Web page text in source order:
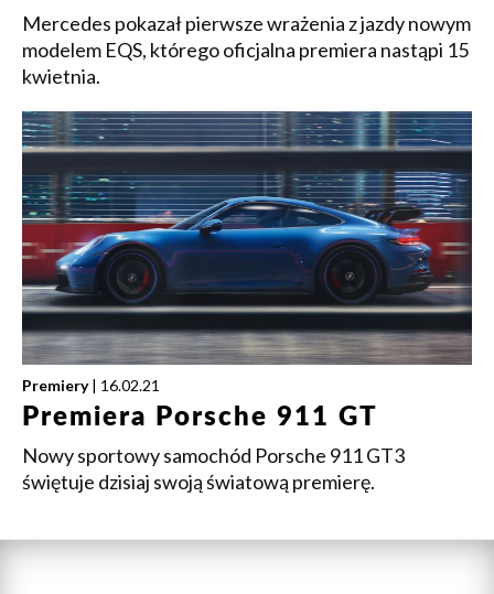
Mercedes pokazał pierwsze wrażenia z jazdy nowym
modelem EQS, którego oficjalna premiera nastąpi 15
kwietnia.
Premiery | 16.02.21
Premiera Porsche 911 GT
Nowy sportowy samochód Porsche 911 GT3
świętuje dzisiaj swoją światową premierę.